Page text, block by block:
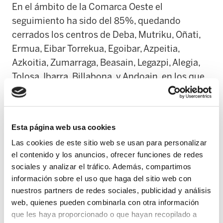
Esta página web usa cookies
Las cookies de este sitio web se usan para personalizar
el contenido y los anuncios, ofrecer funciones de redes
sociales y analizar el tráfico. Además, compartimos
información sobre el uso que haga del sitio web con
nuestros partners de redes sociales, publicidad y análisis
web, quienes pueden combinarla con otra información
que les haya proporcionado o que hayan recopilado a
En el ámbito de la Comarca Oeste el
seguimiento ha sido del 85%, quedando
cerrados los centros de Deba, Mutriku, Oñati,
Ermua, Eibar Torrekua, Egoibar, Azpeitia,
Azkoitia, Zumarraga, Beasain, Legazpi, Alegia,
Tolosa, Ibarra, Billabona, y Andoain, en los que
la atención ha sido exclusivamente la de las
urgencias.
En el ámbito hospitalario, la actividad
asistencial ha quedado reducida a la atención a
los pacientes ingresados y al servicio de
urgencias, por lo que el paro ha alcanzado el
65% del personal que podía secundar la
huelga. En este sentido hay que destacar que
los servicios mínimos en los hospitales